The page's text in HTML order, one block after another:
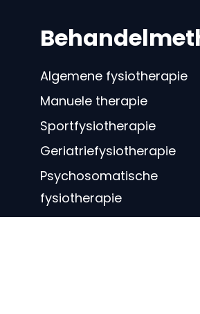
Algemene fysiotherapie
Manuele therapie
Sportfysiotherapie
Geriatriefysiotherapie
Psychosomatische
fysiotherapie
Schouderfysiotherapie